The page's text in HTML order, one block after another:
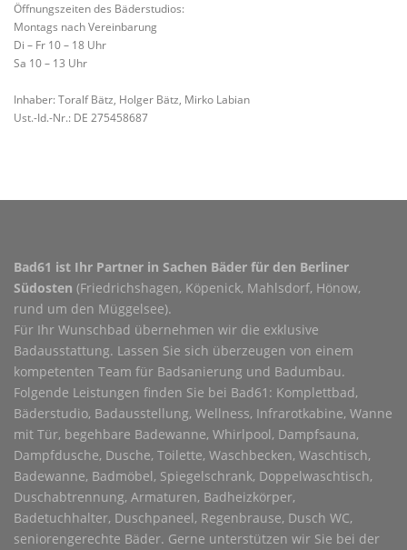
Öffnungszeiten des Bäderstudios:
Montags nach Vereinbarung
Di – Fr 10 – 18 Uhr
Sa 10 – 13 Uhr
Inhaber: Toralf Bätz, Holger Bätz, Mirko Labian
Ust.-Id.-Nr.: DE 275458687
Bad61 ist Ihr Partner in Sachen Bäder für den Berliner
Südosten (Friedrichshagen, Köpenick, Mahlsdorf, Hönow,
rund um den Müggelsee).
Für Ihr Wunschbad übernehmen wir die exklusive
Badausstattung. Lassen Sie sich überzeugen von einem
kompetenten Team für Badsanierung und Badumbau.
Folgende Leistungen finden Sie bei Bad61: Komplettbad,
Bäderstudio, Badausstellung, Wellness, Infrarotkabine, Wanne
mit Tür, begehbare Badewanne, Whirlpool, Dampfsauna,
Dampfdusche, Dusche, Toilette, Waschbecken, Waschtisch,
Badewanne, Badmöbel, Spiegelschrank, Doppelwaschtisch,
Duschabtrennung, Armaturen, Badheizkörper,
Badetuchhalter, Duschpaneel, Regenbrause, Dusch WC,
seniorengerechte Bäder. Gerne unterstützen wir Sie bei der